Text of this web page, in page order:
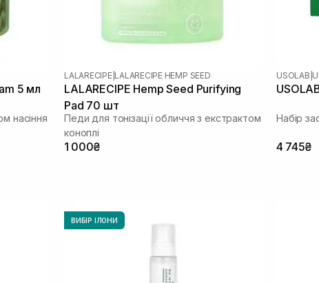
5 мл
насіння
LALARECIPE LALARECIPE HEMP SEED
LALARECIPE Hemp Seed Purifying
Pad 70 шт
Педи для тонізації обличчя з екстрактом
коноплі
1 000₴
USOLAB
Набір
4 745₴
ВИБІР ІЛОНИ